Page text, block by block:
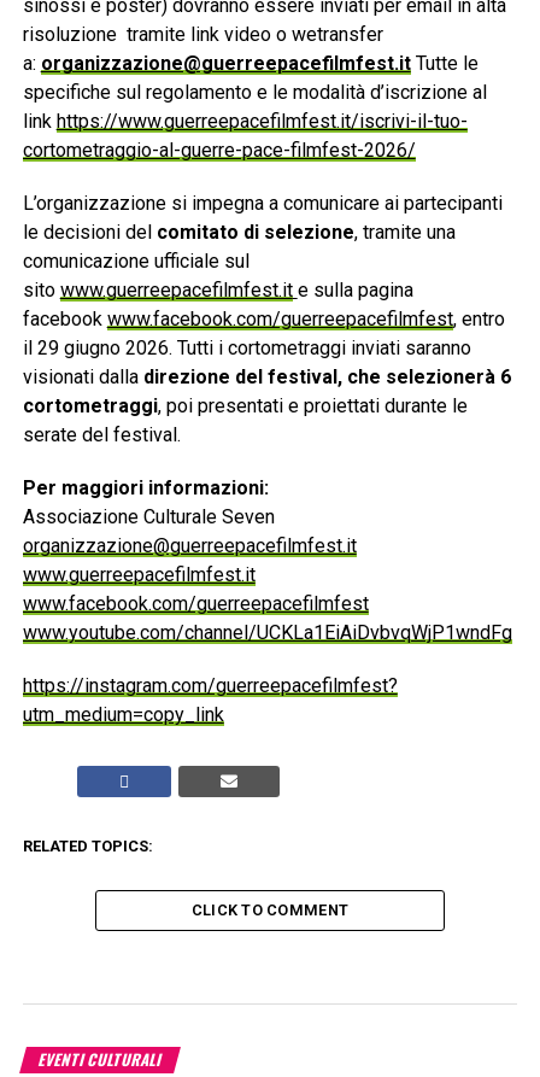
sinossi e poster) dovranno essere inviati per email in alta
risoluzione tramite link video o wetransfer
a: organizzazione@guerreepacefilmfest.it Tutte le
specifiche sul regolamento e le modalità d’iscrizione al
link https://www.guerreepacefilmfest.it/iscrivi-il-tuo-
cortometraggio-al-guerre-pace-filmfest-2026/
L’organizzazione si impegna a comunicare ai partecipanti
le decisioni del comitato di selezione, tramite una
comunicazione ufficiale sul
sito www.guerreepacefilmfest.it e sulla pagina
facebook www.facebook.com/guerreepacefilmfest, entro
il 29 giugno 2026. Tutti i cortometraggi inviati saranno
visionati dalla direzione del festival, che selezionerà 6
cortometraggi, poi presentati e proiettati durante le
serate del festival.
Per maggiori informazioni:
Associazione Culturale Seven
organizzazione@guerreepacefilmfest.it
www.guerreepacefilmfest.it
www.facebook.com/guerreepacefilmfest
www.youtube.com/channel/UCKLa1EiAiDvbvqWjP1wndFg
https://instagram.com/guerreepacefilmfest?
utm_medium=copy_link
RELATED TOPICS:
CLICK TO COMMENT
EVENTI CULTURALI